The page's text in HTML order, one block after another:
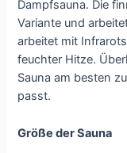
Dampfsauna. Die
Variante und
arbeitet mit
feuchter Hitze.
Sauna am besten
passt.
Größe der Sauna